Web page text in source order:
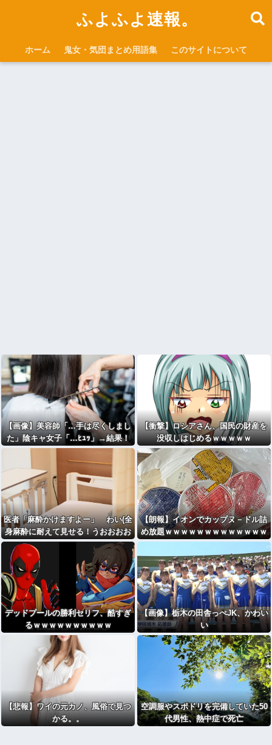
ふよふよ速報。
ホーム 鬼女・気団まとめ用語集 このサイトについて
【画像】美容師「…手は尽くしまし
た」陰キャ女子「…ﾋｭｯ」→結果！
【衝撃】ロシアさん、国民の財産を
没収しはじめるｗｗｗｗｗ
医者「麻酔かけますよー」 わい(全
身麻酔に耐えて見せる！うおおおお
おお！！！！)
【朗報】イオンでカップヌ－ドル詰
め放題ｗｗｗｗｗｗｗｗｗｗｗｗｗ
ｗｗｗｗｗ
デッドプールの勝利セリフ、酷すぎ
るｗｗｗｗｗｗｗｗｗｗ
【画像】栃木の田舎っぺJK、かわい
い
【悲報】ワイの元カノ、風俗で見つ
かる。。
空調服やスポドリを完備していた50
代男性、熱中症で死亡